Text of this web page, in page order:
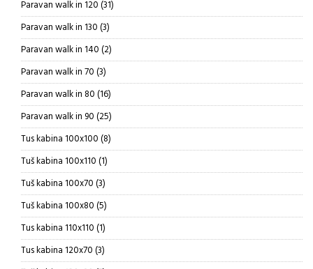
Paravan walk in 120 3131
proizvod
Paravan walk in 130 33
proizvoda
Paravan walk in 140 22
proizvoda
Paravan walk in 70 33
proizvoda
Paravan walk in 80 1616
proizvoda
Paravan walk in 90 2525
proizvoda
Tus kabina 100x100 88
proizvoda
Tuš kabina 100x110 11
proizvod
Tuš kabina 100x70 33
proizvoda
Tuš kabina 100x80 55
proizvoda
Tus kabina 110x110 11
proizvod
Tus kabina 120x70 33
proizvoda